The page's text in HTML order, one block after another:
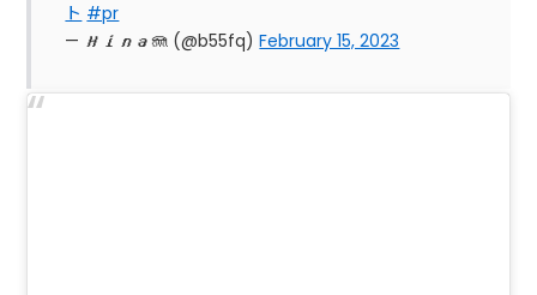
ト #pr
— 𝙃𝙞𝙣𝙖🪼 (@b55fq)February 15, 2023